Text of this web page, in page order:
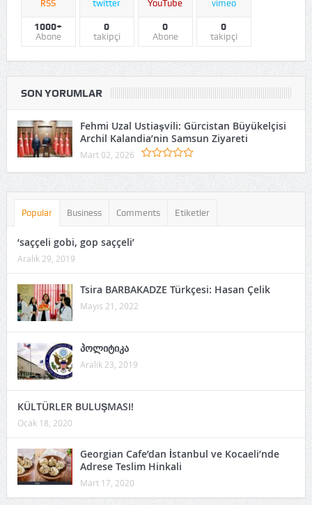
RSS
1000+
Abone
twitter
0
takipçi
YouTube
0
Abone
vimeo
0
takipçi
SON YORUMLAR
Fehmi Uzal Ustiaşvili: Gürcistan Büyükelçisi
Archil Kalandia’nin Samsun Ziyareti
Mart 02, 2026
Popular Business Comments Etiketler
‘saççeli gobi, gop saççeli’
Aralık 29, 2019
Tsira BARBAKADZE Türkçesi: Hasan Çelik
Mayıs 21, 2022
პოლიტიკა
Aralık 23, 2019
KÜLTÜRLER BULUŞMASI!
Ocak 18, 2020
Georgian Cafe’dan İstanbul ve Kocaeli’nde
Adrese Teslim Hinkali
Mart 17, 2020